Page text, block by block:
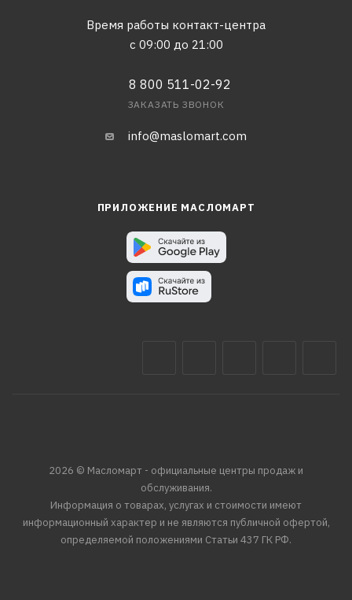
Время работы контакт-центра
с 09:00 до 21:00
8 800 511-02-92
ЗАКАЗАТЬ ЗВОНОК
info@maslomart.com
ПРИЛОЖЕНИЕ МАСЛОМАРТ
2026 © Масломарт - официальные центры продаж и
обслуживания.
Информация о товарах, услугах и стоимости имеют
информационный характер и не являются публичной офертой,
определяемой положениями Статьи 437 ГК РФ.